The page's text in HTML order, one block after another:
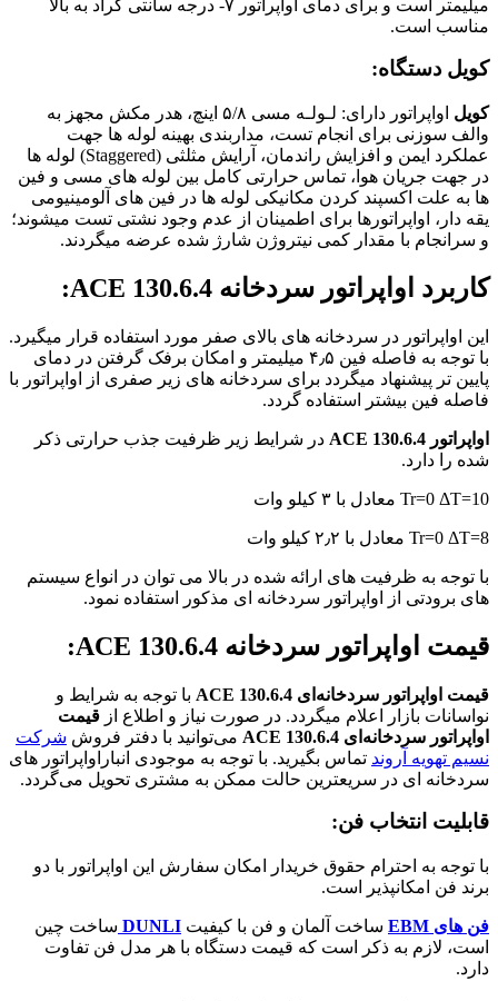
میلیمتر است و برای دمای اواپراتور ۷- درجه سانتی گراد به بالا
مناسب است.
کویل دستگاه:
کویل
اواپراتور دارای: لـولـه مسی ۵/٨ اینچ، هدر مکش مجهز به
والف سوزنی برای انجام تست، مداربندی بهینه لوله ها جهت
عملکرد ایمن و افزایش راندمان، آرایش مثلثی (Staggered) لوله ها
در جهت جریان هوا، تماس حرارتی کامل بین لوله های مسی و فین
ها به علت اکسپند کردن مکانیکی لوله ها در فین های آلومینیومی
یقه دار، اواپراتورها برای اطمینان از عدم وجود نشتی تست میشوند؛
و سرانجام با مقدار کمی نیتروژن شارژ شده عرضه میگردند.
کاربرد اواپراتور سردخانه ACE 130.6.4:
این اواپراتور در سردخانه های بالای صفر مورد استفاده قرار میگیرد.
با توجه به فاصله فین ۴٫۵ میلیمتر و امکان برفک گرفتن در دمای
پایین تر پیشنهاد میگردد برای سردخانه های زیر صفری از اواپراتور با
فاصله فین بیشتر استفاده گردد.
اواپراتور ACE 130.6.4
در شرایط زیر ظرفیت جذب حرارتی ذکر
شده را دارد.
Tr=0 ΔT=10 معادل با ۳ کیلو وات
Tr=0 ΔT=8 معادل با ۲٫۲ کیلو وات
با توجه به ظرفیت های ارائه شده در بالا می توان در انواع سیستم
های برودتی از اواپراتور سردخانه ای مذکور استفاده نمود.
قیمت اواپراتور سردخانه ACE 130.6.4:
قیمت اواپراتور سردخانه‌ای ACE 130.6.4
با توجه به شرایط و
نواسانات بازار اعلام میگردد. در صورت نیاز و اطلاع از قیمت
اواپراتور سردخانه‌ای ACE 130.6.4 می‌توانید با دفتر فروش شرکت
نسیم تهویه آروند تماس بگیرید. با توجه به موجودی انباراواپراتور های
سردخانه ای در سریعترین حالت ممکن به مشتری تحویل می‌گردد.
قابلیت انتخاب فن:
با توجه به احترام حقوق خریدار امکان سفارش این اواپراتور با دو
برند فن امکانپذیر است.
فن های EBM ساخت آلمان و فن با کیفیت DUNLI ساخت چین
است، لازم به ذکر است که قیمت دستگاه با هر مدل فن تفاوت
دارد.